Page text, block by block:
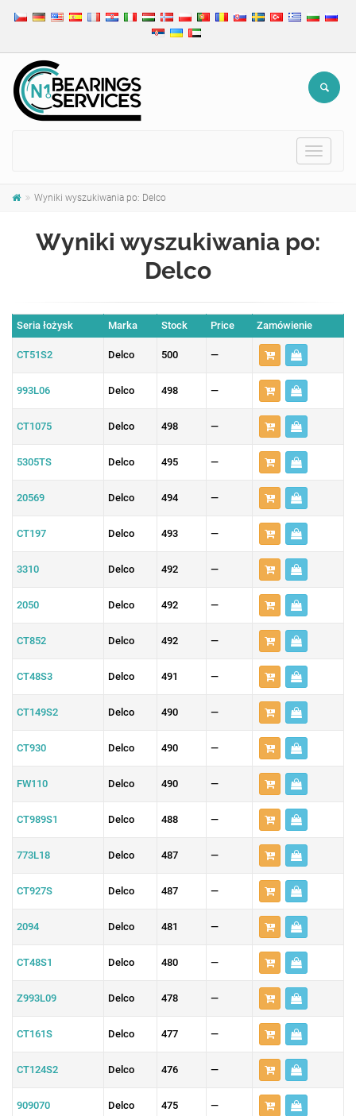
Toggle
Wyniki wyszukiwania po: Delco
Wyniki wyszukiwania po:
Delco
Seria łożysk Marka Stock Price Zamówienie
CT51S2 Delco 500 —
993L06 Delco 498 —
CT1075 Delco 498 —
5305TS Delco 495 —
20569 Delco 494 —
CT197 Delco 493 —
3310 Delco 492 —
2050 Delco 492 —
CT852 Delco 492 —
CT48S3 Delco 491 —
CT149S2 Delco 490 —
CT930 Delco 490 —
FW110 Delco 490 —
CT989S1 Delco 488 —
773L18 Delco 487 —
CT927S Delco 487 —
2094 Delco 481 —
CT48S1 Delco 480 —
Z993L09 Delco 478 —
CT161S Delco 477 —
CT124S2 Delco 476 —
909070 Delco 475 —